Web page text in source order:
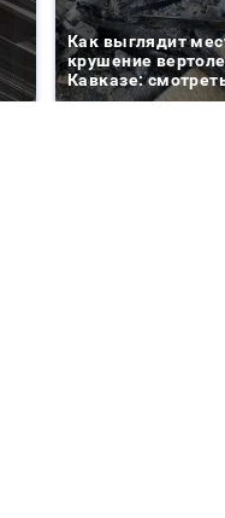
Как выглядит
крушение
Кавказе: